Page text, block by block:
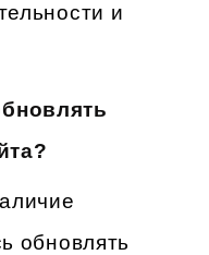
и
обновлять